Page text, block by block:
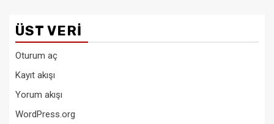
ÜST VERI
Oturum aç
Kayıt akışı
Yorum akışı
WordPress.org